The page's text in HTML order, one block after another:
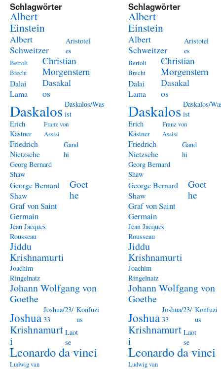
Schlagwörter
Albert
Einstein
Albert
Schweitzer
Aristotel
es
Bertolt
Brecht
Christian
Morgenstern
Dalai
Lama
Dasakal
os
Daskalos Daskalos/Was
ist
Erich
Kästner
Franz von
Assisi
Friedrich
Nietzsche
Gand
hi
Georg Bernard
Shaw
George Bernard
Shaw
Goet
he
Graf von Saint
Germain
Jean Jacques
Rousseau
Jiddu
Krishnamurti
Joachim
Ringelnatz
Johann Wolfgang von
Goethe
Joshua
Joshua/23/
33
Konfuzi
us
Krishnamurt
i
Laot
se
Leonardo da vinci
Ludwig van
Schlagwörter
Albert
Einstein
Albert
Schweitzer
Aristotel
es
Bertolt
Brecht
Christian
Morgenstern
Dalai
Lama
Dasakal
os
Daskalos Daskalos/
ist
Erich
Kästner
Franz von
Assisi
Friedrich
Nietzsche
Gand
hi
Georg Bernard
Shaw
George Bernard
Shaw
Goet
he
Graf von Saint
Germain
Jean Jacques
Rousseau
Jiddu
Krishnamurti
Joachim
Ringelnatz
Johann Wolfgang von
Goethe
Joshua
Joshua/23/
33
Konfuzi
us
Krishnamurt
i
Laot
se
Leonardo da vinci
Ludwig van